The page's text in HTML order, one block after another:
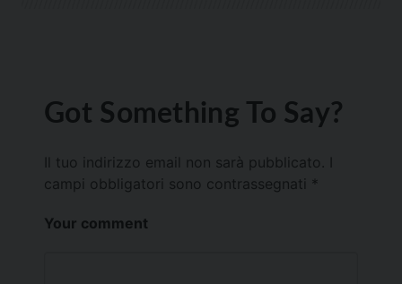
Got Something To Say?
Il tuo indirizzo email non sarà pubblicato.
campi obbligatori sono contrassegnati *
Your comment